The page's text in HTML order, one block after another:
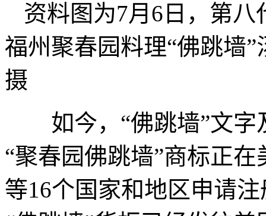
资料图为7月6日，第八
福州聚春园料理“佛跳墙
摄
如今，“佛跳墙”文字
“聚春园佛跳墙”商标正
等16个国家和地区申请